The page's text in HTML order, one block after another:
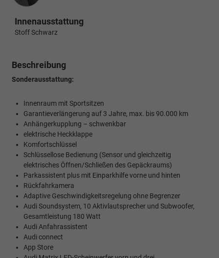
Innenausstattung
Stoff Schwarz
Beschreibung
Sonderausstattung:
Innenraum mit Sportsitzen
Garantieverlängerung auf 3 Jahre, max. bis 90.000 km
Anhängerkupplung – schwenkbar
elektrische Heckklappe
Komfortschlüssel
Schlüssellose Bedienung (Sensor und gleichzeitig
elektrisches Öffnen/Schließen des Gepäckraums)
Parkassistent plus mit Einparkhilfe vorne und hinten
Rückfahrkamera
Adaptive Geschwindigkeitsregelung ohne Begrenzer
Audi Soundsystem, 10 Aktivlautsprecher und Subwoofer,
Gesamtleistung 180 Watt
Audi Anfahrassistent
Audi connect
App Store